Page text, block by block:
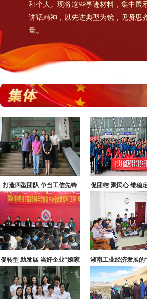
和个人。现将这些事迹材料，集中展
讲话精神，以先进典型为镜，见贤思
量。
打造四型团队 争当工信先锋 促团结 聚民心 维稳
促转型 助发展 当好企业“娘家
人”
湖南工业经济发展的